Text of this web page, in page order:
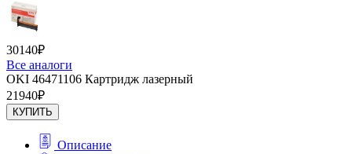
30140₽
Все аналоги
OKI 46471106 Картридж лазерный
21940₽
КУПИТЬ
Описание